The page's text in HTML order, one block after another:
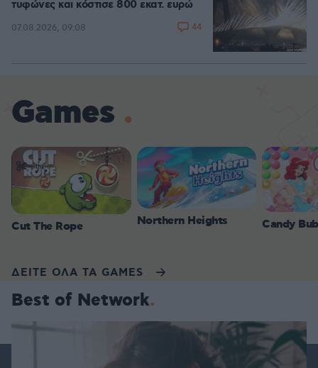
τυφώνες και κόστισε 800 εκατ. ευρώ
07.08.2026, 09:08 44
Games
Cut The Rope Northern Heights Candy
ΔΕΙΤΕ ΟΛΑ ΤΑ GAMES
Best of Network